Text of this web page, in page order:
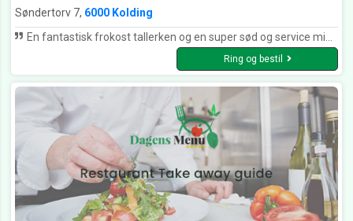
Søndertorv 7, 6000 Kolding
En fantastisk frokost tallerken og en super sød og service minded tjener. Kaffen er også god og fyldig = en dejlig total oplevelse ved bordet kun en meter fra Kolding å.
Ring og bestil